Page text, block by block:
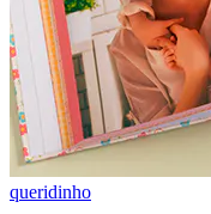
queridinho